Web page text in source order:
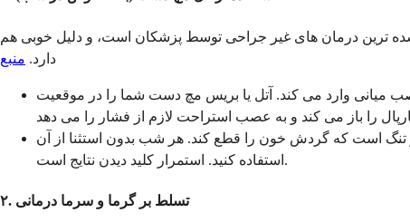
ترین درمان های غیر جراحی توسط پزشکان است، و دلیل خوبی هم
دارد. منبع
میانی وارد می کند. آتل یا بریس مچ دست شما را در موقعیت
تنگ است که گردش خون را قطع کند. هر شب بدون استثنا از آن
استفاده کنید. استمرار کلید دیدن نتایج است.
۲. تسلط بر گرما و سرما درمانی